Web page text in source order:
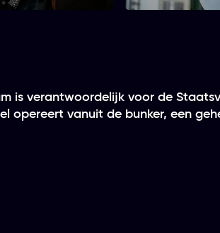
is verantwoordelijk voor de
opereert vanuit de bunker, een